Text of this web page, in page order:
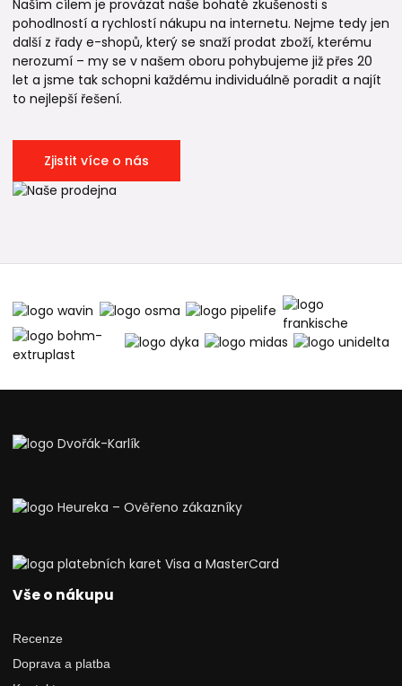
Naším cílem je provázat naše bohaté zkušenosti s
pohodlností a rychlostí nákupu na internetu. Nejme tedy jen
další z řady e-shopů, který se snaží prodat zboží, kterému
nerozumí – my se v našem oboru pohybujeme již přes 20
let a jsme tak schopni každému individuálně poradit a najít
to nejlepší řešení.
Zjistit více o nás
Vše o nákupu
Recenze
Doprava a platba